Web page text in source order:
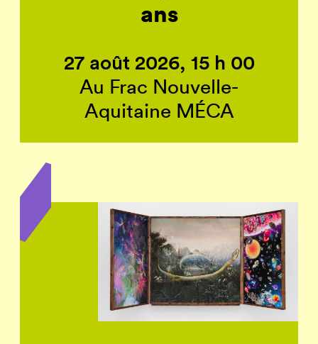
ans
27 août 2026, 15 h 00
Au Frac Nouvelle-
Aquitaine MÉCA